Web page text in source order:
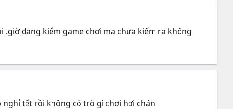
đang kiếm game chơi ma chưa kiếm ra không
tết rồi không có trò gì chơi hơi chán